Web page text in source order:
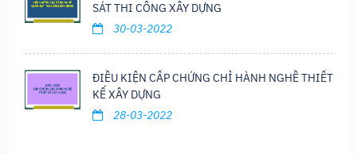
SÁT THI CÔNG XÂY DỰNG
30-03-2022
ĐIỀU KIỆN CẤP CHỨNG CHỈ HÀNH NGHỀ THIẾT
KẾ XÂY DỰNG
28-03-2022